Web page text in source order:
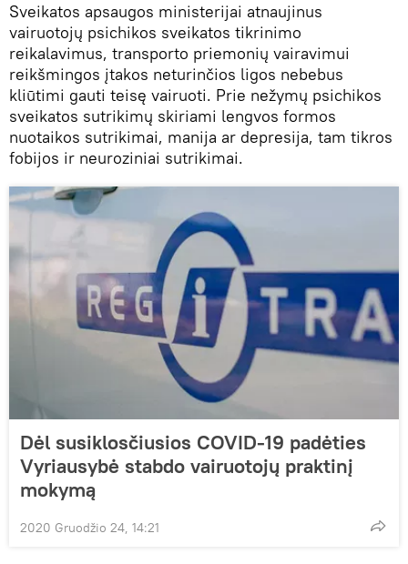
Sveikatos apsaugos ministerijai atnaujinus
vairuotojų psichikos sveikatos tikrinimo
reikalavimus, transporto priemonių vairavimui
reikšmingos įtakos neturinčios ligos nebebus
kliūtimi gauti teisę vairuoti. Prie nežymų psichikos
sveikatos sutrikimų skiriami lengvos formos
nuotaikos sutrikimai, manija ar depresija, tam tikros
fobijos ir neuroziniai sutrikimai.
Dėl susiklosčiusios COVID-19 padėties
Vyriausybė stabdo vairuotojų praktinį
mokymą
2020 Gruodžio 24, 14:21